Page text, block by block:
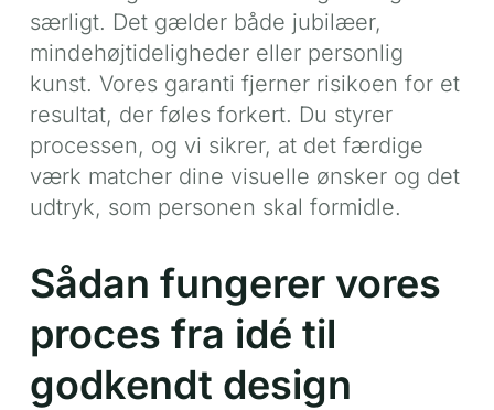
særligt. Det gælder både jubilæer,
mindehøjtideligheder eller personlig
kunst. Vores garanti fjerner risikoen for et
resultat, der føles forkert. Du styrer
processen, og vi sikrer, at det færdige
værk matcher dine visuelle ønsker og det
udtryk, som personen skal formidle.
Sådan fungerer vores
proces fra idé til
godkendt design